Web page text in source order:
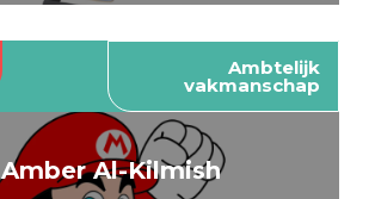
Ambtelijk
vakmanschap
Amber Al-Kilmish